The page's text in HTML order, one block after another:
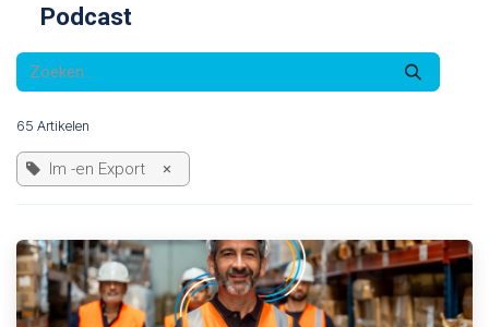
Podcast
65 Artikelen
Im -en Export ×